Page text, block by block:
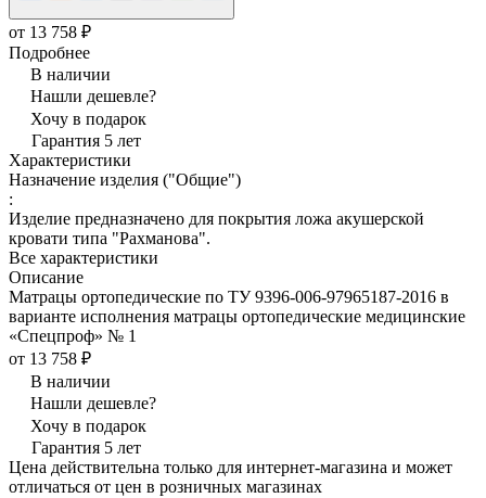
от 13 758 ₽
Подробнее
В наличии
Нашли дешевле?
Хочу в подарок
Гарантия 5 лет
Характеристики
Назначение изделия ("Общие")
:
Изделие предназначено для покрытия ложа акушерской
кровати типа "Рахманова".
Все характеристики
Описание
Матрацы ортопедические по ТУ 9396-006-97965187-2016 в
варианте исполнения матрацы ортопедические медицинские
«Спецпроф» № 1
от 13 758 ₽
В наличии
Нашли дешевле?
Хочу в подарок
Гарантия 5 лет
Цена действительна только для интернет-магазина и может
отличаться от цен в розничных магазинах